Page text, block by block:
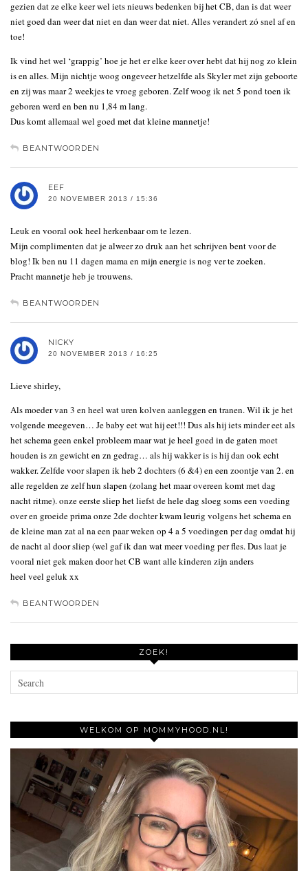
gezien dat ze elke keer wel iets nieuws bedenken bij het CB, dan is dat weer
niet goed dan weer dat niet en dan weer dat niet. Alles verandert zó snel af en
toe!
Ik vind het wel ‘grappig’ hoe je het er elke keer over hebt dat hij nog zo klein
is en alles. Mijn nichtje woog ongeveer hetzelfde als Skyler met zijn geboorte
en zij was maar 2 weekjes te vroeg geboren. Zelf woog ik net 5 pond toen ik
geboren werd en ben nu 1,84 m lang.
Dus komt allemaal wel goed met dat kleine mannetje!
BEANTWOORDEN
EEF
20 NOVEMBER 2013 / 15:36
Leuk en vooral ook heel herkenbaar om te lezen.
Mijn complimenten dat je alweer zo druk aan het schrijven bent voor de
blog! Ik ben nu 11 dagen mama en mijn energie is nog ver te zoeken.
Pracht mannetje heb je trouwens.
BEANTWOORDEN
NICKY
20 NOVEMBER 2013 / 16:25
Lieve shirley,
Als moeder van 3 en heel wat uren kolven aanleggen en tranen. Wil ik je het
volgende meegeven… Je baby eet wat hij eet!!! Dus als hij iets minder eet als
het schema geen enkel probleem maar wat je heel goed in de gaten moet
houden is zn gewicht en zn gedrag… als hij wakker is is hij dan ook echt
wakker. Zelfde voor slapen ik heb 2 dochters (6 &4) en een zoontje van 2. en
alle regelden ze zelf hun slapen (zolang het maar overeen komt met dag
nacht ritme). onze eerste sliep het liefst de hele dag sloeg soms een voeding
over en groeide prima onze 2de dochter kwam leurig volgens het schema en
de kleine man zat al na een paar weken op 4 a 5 voedingen per dag omdat hij
de nacht al door sliep (wel gaf ik dan wat meer voeding per fles. Dus laat je
vooral niet gek maken door het CB want alle kinderen zijn anders
heel veel geluk xx
BEANTWOORDEN
ZOEK!
WELKOM OP MOMMYHOOD.NL!